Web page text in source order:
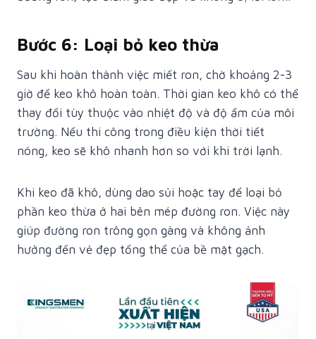
Bước 6: Loại bỏ keo thừa
Sau khi hoàn thành việc miết ron, chờ khoảng 2-3
giờ để keo khô hoàn toàn. Thời gian keo khô có thể
thay đổi tùy thuộc vào nhiệt độ và độ ẩm của môi
trường. Nếu thi công trong điều kiện thời tiết
nóng, keo sẽ khô nhanh hơn so với khi trời lạnh.
Khi keo đã khô, dùng dao sủi hoặc tay để loại bỏ
phần keo thừa ở hai bên mép đường ron. Việc này
giúp đường ron trông gọn gàng và không ảnh
hưởng đến vẻ đẹp tổng thể của bề mặt gạch.